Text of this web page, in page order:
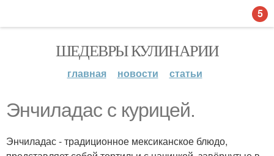
ШЕДЕВРЫ КУЛИНАРИИ
главная новости статьи
Энчиладас с курицей.
Энчиладас - традиционное мексиканское блюдо,
5